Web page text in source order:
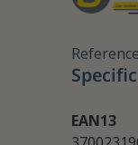
Reference
EAN13